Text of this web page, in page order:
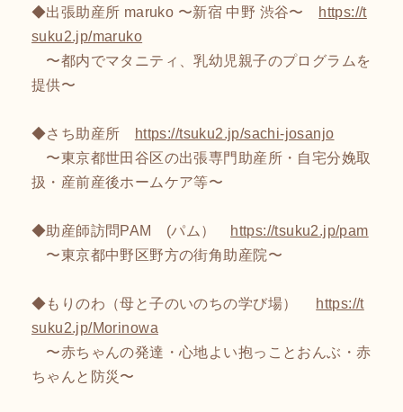
◆出張助産所 maruko 〜新宿 中野 渋谷〜 https://t
suku2.jp/maruko
〜都内でマタニティ、乳幼児親子のプログラムを
提供〜
◆さち助産所 https://tsuku2.jp/sachi-josanjo
〜東京都世田谷区の出張専門助産所・自宅分娩取
扱・産前産後ホームケア等〜
◆助産師訪問PAM (パム） https://tsuku2.jp/pam
〜東京都中野区野方の街角助産院〜
◆もりのわ（母と子のいのちの学び場） https://t
suku2.jp/Morinowa
〜赤ちゃんの発達・心地よい抱っことおんぶ・赤
ちゃんと防災〜